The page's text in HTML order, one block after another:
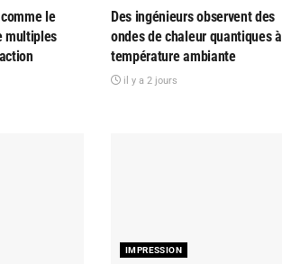
le
multiples
Des ingénieurs observent des
ondes de chaleur quantiques à
température ambiante
il y a 2 jours
IMPRESSION